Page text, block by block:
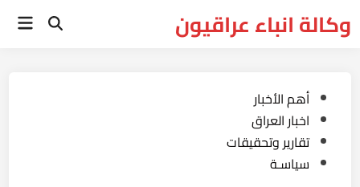
toوكالة انباء عراقيون Open
Posted
in
أهم الأخبار
اخبار العراق
تقارير وتحقيقات
سياسـة